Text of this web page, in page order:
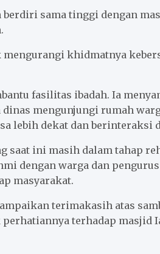
sama tinggi dengan
khidmatnya
fasilitas ibadah. Ia
mengunjungi rumah
lebih dekat dan berinteraksi
saat ini masih dalam tahap
dengan warga dan
masyarakat.
terimakasih atas
perhatiannya terhadap masjid